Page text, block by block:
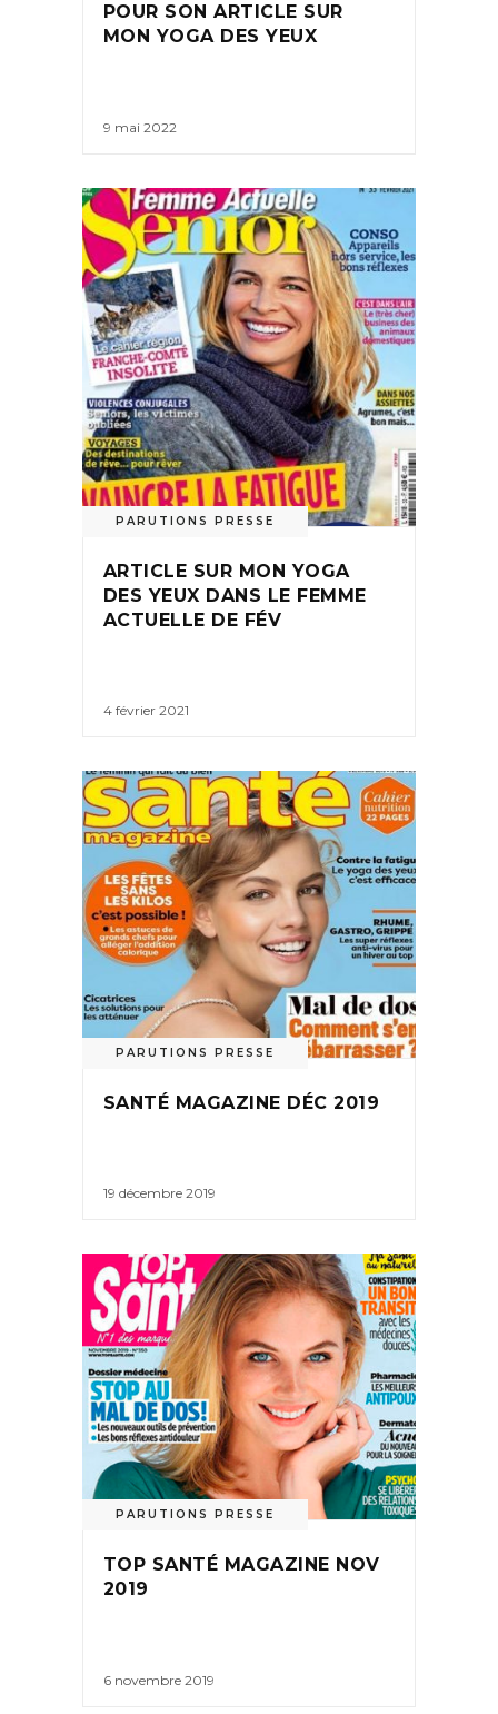
POUR SON ARTICLE SUR
MON YOGA DES YEUX
9 mai 2022
PARUTIONS PRESSE
ARTICLE SUR MON YOGA
DES YEUX DANS LE FEMME
ACTUELLE DE FÉV
4 février 2021
PARUTIONS PRESSE
SANTÉ MAGAZINE DÉC 2019
19 décembre 2019
PARUTIONS PRESSE
TOP SANTÉ MAGAZINE NOV
2019
6 novembre 2019